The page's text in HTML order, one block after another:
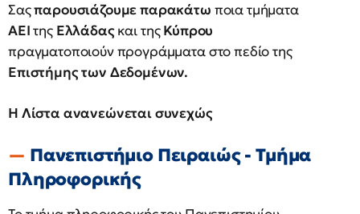
Σαςπαρουσιάζουμε παρακάτω ποια τμήματα
ΑΕΙτης Ελλάδαςκαι τηςΚύπρου
πραγματοποιούν προγράμματα στο πεδίο της
Επιστήμης των Δεδομένων.
Η Λίστα ανανεώνεται συνεχώς
Πανεπιστήμιο Πειραιώς - Τμήμα
Πληροφορικής